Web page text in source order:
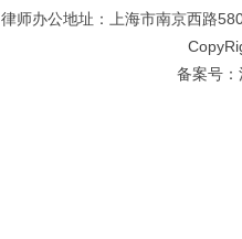
律师办公地址：上海市南京西路
备案号：